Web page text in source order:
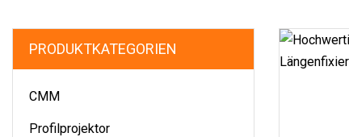
PRODUKTKATEGORIEN
CMM
Profilprojektor